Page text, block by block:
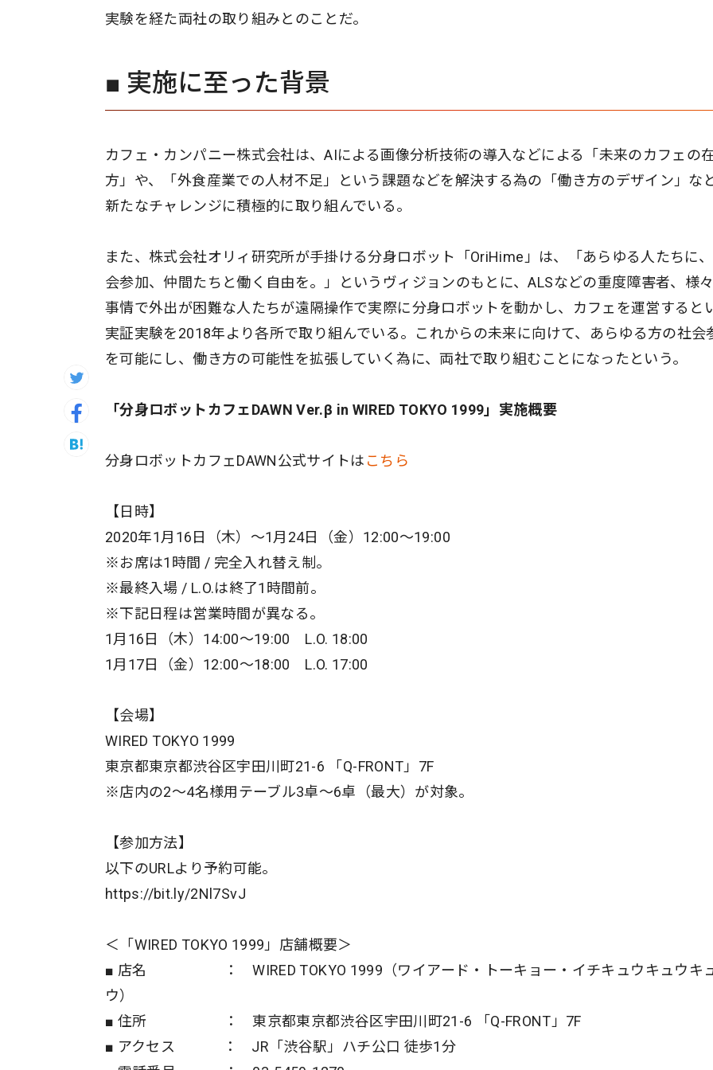
実験を経た両社の取り組みとのことだ。
■ 実施に至った背景
カフェ・カンパニー株式会社は、AIによる画像分析技術の導入などによる「未来のカフェの
方」や、「外食産業での人材不足」という課題などを解決する為の「働き方のデザイン」な
新たなチャレンジに積極的に取り組んでいる。
また、株式会社オリィ研究所が手掛ける分身ロボット「OriHime」は、「あらゆる人たちに
会参加、仲間たちと働く自由を。」というヴィジョンのもとに、ALSなどの重度障害者、様
事情で外出が困難な人たちが遠隔操作で実際に分身ロボットを動かし、カフェを運営すると
実証実験を2018年より各所で取り組んでいる。これからの未来に向けて、あらゆる方の社会
を可能にし、働き方の可能性を拡張していく為に、両社で取り組むことになったという。
「分身ロボットカフェDAWN Ver.β in WIRED TOKYO 1999」実施概要
分身ロボットカフェDAWN公式サイトは こちら
【日時】
2020年1月16日（木）〜1月24日（金）12:00〜19:00
※お席は1時間 / 完全入れ替え制。
※最終入場 / L.O.は終了1時間前。
※下記日程は営業時間が異なる。
1月16日（木）14:00〜19:00 L.O. 18:00
1月17日（金）12:00〜18:00 L.O. 17:00
【会場】
WIRED TOKYO 1999
東京都東京都渋谷区宇田川町21-6 「Q-FRONT」7F
※店内の2〜4名様用テーブル3卓〜6卓（最大）が対象。
【参加方法】
以下のURLより予約可能。
https://bit.ly/2Nl7SvJ
＜「WIRED TOKYO 1999」店舗概要＞
■ 店名 ： WIRED TOKYO 1999（ワイアード・トーキョー・イチキュウキュウキ
ウ）
■ 住所 ： 東京都東京都渋谷区宇田川町21-6 「Q-FRONT」7F
■ アクセス ： JR「渋谷駅」ハチ公口 徒歩1分